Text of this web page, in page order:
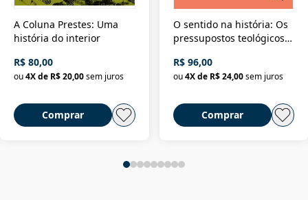
A Coluna Prestes: Uma
história do interior
R$ 80,00
ou4X de R$ 20,00sem juros
Comprar
O sentido na história: Os
pressupostos teológicos
R$ 96,00
ou 4X de R$ 24,00 sem juros
Comprar